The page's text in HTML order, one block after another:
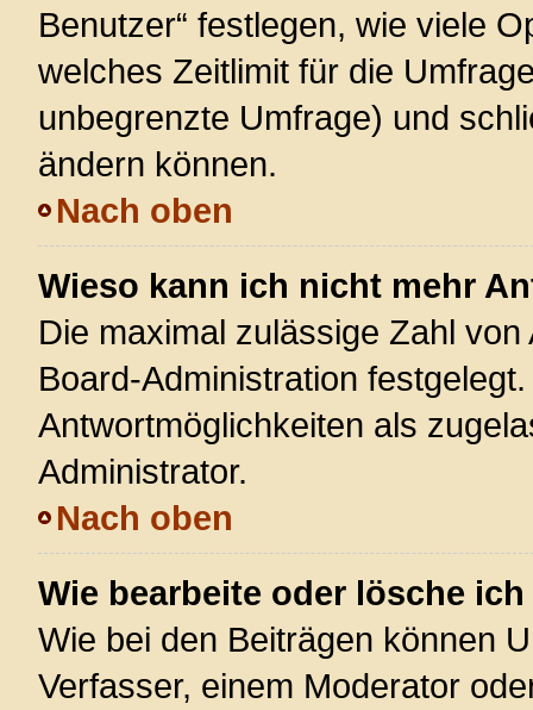
Benutzer“ festlegen, wie viele
welches Zeitlimit für die
unbegrenzte Umfrage) und
ändern können.
Nach oben
Wieso kann ich nicht mehr
Die maximal zulässige Zahl
Board-Administration
Antwortmöglichkeiten als
Administrator.
Nach oben
Wie bearbeite oder lösche
Wie bei den Beiträgen können
Verfasser, einem Moderator